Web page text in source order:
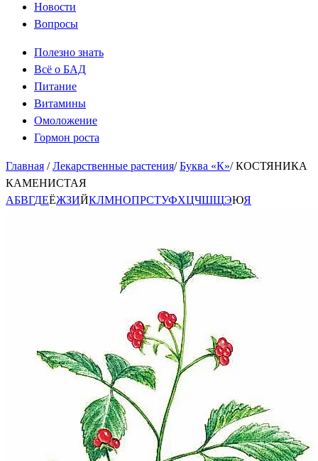
Новости
Вопросы
Полезно знать
Всё о БАД
Питание
Витамины
Омоложение
Гормон роста
Главная / Лекарственные растения/ Буква «К»/ КОСТЯНИКА
КАМЕНИСТАЯ
АБВГДЕЁЖЗИЙКЛМНОПРСТУФХЦЧШЩЭЮЯ